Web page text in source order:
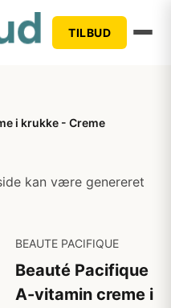
TILBUD
i krukke - Creme
kan være genereret
BEAUTE PACIFIQUE
Beauté Pacifique
A-vitamin creme i